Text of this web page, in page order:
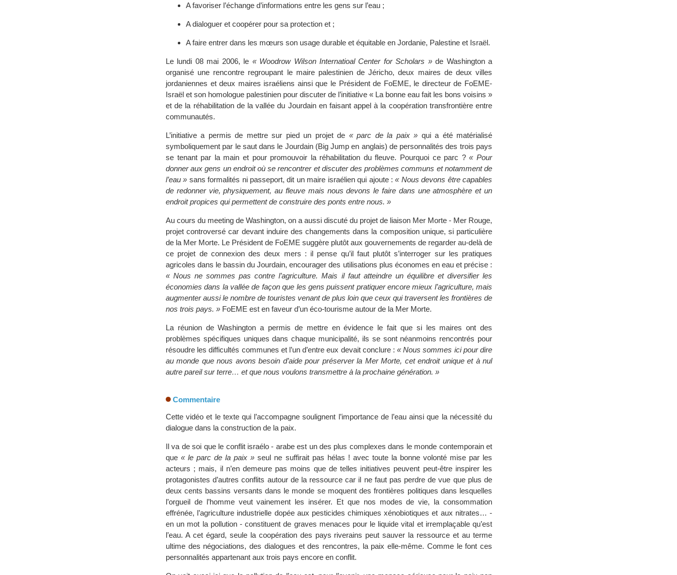
A favoriser l’échange d’informations entre les gens sur l’eau ;
A dialoguer et coopérer pour sa protection et ;
A faire entrer dans les mœurs son usage durable et équitable en Jordanie, Palestine et Israël.
Le lundi 08 mai 2006, le « Woodrow Wilson Internatioal Center for Scholars »de Washington a
organisé une rencontre regroupant le maire palestinien de Jéricho, deux maires de deux villes
jordaniennes et deux maires israéliens ainsi que le Président de FoEME, le directeur de FoEME-
Israël et son homologue palestinien pour discuter de l’initiative « La bonne eau fait les bons voisins »
et de la réhabilitation de la vallée du Jourdain en faisant appel à la coopération transfrontière entre
communautés.
L’initiative a permis de mettre sur pied un projet de « parc de la paix » qui a été matérialisé
symboliquement par le saut dans le Jourdain (Big Jump en anglais) de personnalités des trois pays
se tenant par la main et pour promouvoir la réhabilitation du fleuve. Pourquoi ce parc ?« Pour
donner aux gens un endroit où se rencontrer et discuter des problèmes communs et notamment de
l’eau » sans formalités ni passeport, dit un maire israélien qui ajoute :« Nous devons être capables
de redonner vie, physiquement, au fleuve mais nous devons le faire dans une atmosphère et un
endroit propices qui permettent de construire des ponts entre nous. »
Au cours du meeting de Washington, on a aussi discuté du projet de liaison Mer Morte - Mer Rouge,
projet controversé car devant induire des changements dans la composition unique, si particulière
de la Mer Morte. Le Président de FoEME suggère plutôt aux gouvernements de regarder au-delà de
ce projet de connexion des deux mers : il pense qu’il faut plutôt s’interroger sur les pratiques
agricoles dans le bassin du Jourdain, encourager des utilisations plus économes en eau et précise :
« Nous ne sommes pas contre l’agriculture. Mais il faut atteindre un équilibre et diversifier les
économies dans la vallée de façon que les gens puissent pratiquer encore mieux l’agriculture, mais
augmenter aussi le nombre de touristes venant de plus loin que ceux qui traversent les frontières de
nos trois pays. » FoEME est en faveur d’un éco-tourisme autour de la Mer Morte.
La réunion de Washington a permis de mettre en évidence le fait que si les maires ont des
problèmes spécifiques uniques dans chaque municipalité, ils se sont néanmoins rencontrés pour
résoudre les difficultés communes et l’un d’entre eux devait conclure :« Nous sommes ici pour dire
au monde que nous avons besoin d’aide pour préserver la Mer Morte, cet endroit unique et à nul
autre pareil sur terre… et que nous voulons transmettre à la prochaine génération. »
Commentaire
Cette vidéo et le texte qui l’accompagne soulignent l’importance de l’eau ainsi que la nécessité du
dialogue dans la construction de la paix.
Il va de soi que le conflit israélo - arabe est un des plus complexes dans le monde contemporain et
que« le parc de la paix » seul ne suffirait pas hélas ! avec toute la bonne volonté mise par les
acteurs ; mais, il n’en demeure pas moins que de telles initiatives peuvent peut-être inspirer les
protagonistes d’autres conflits autour de la ressource car il ne faut pas perdre de vue que plus de
deux cents bassins versants dans le monde se moquent des frontières politiques dans lesquelles
l’orgueil de l’homme veut vainement les insérer. Et que nos modes de vie, la consommation
effrénée, l’agriculture industrielle dopée aux pesticides chimiques xénobiotiques et aux nitrates… -
en un mot la pollution - constituent de graves menaces pour le liquide vital et irremplaçable qu’est
l’eau. A cet égard, seule la coopération des pays riverains peut sauver la ressource et au terme
ultime des négociations, des dialogues et des rencontres, la paix elle-même. Comme le font ces
personnalités appartenant aux trois pays encore en conflit.